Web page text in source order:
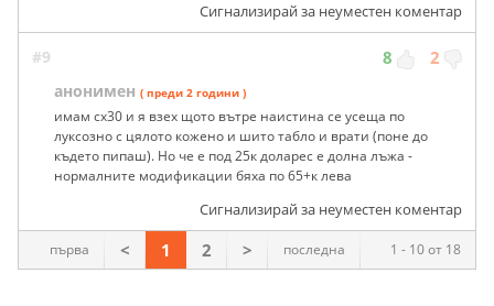
Сигнализирай за неуместен коментар
#9 8 2
анонимен ( преди 2 години )
имам cx30 и я взех щото вътре наистина се усеща по
луксозно с цялото кожено и шито табло и врати (поне до
където пипаш). Но че е под 25к доларес е долна лъжа -
нормалните модификации бяха по 65+к лева
Сигнализирай за неуместен коментар
1 - 10 от 18
първа < 1 2 > последна